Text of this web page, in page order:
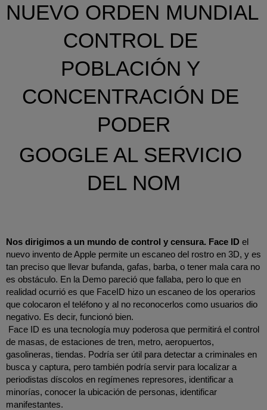
NUEVO ORDEN MUNDIAL
CONTROL DE
POBLACIÓN Y
CONCENTRACIÓN DE
PODER
GOOGLE AL SERVICIO
DEL NOM
Nos dirigimos a un mundo de control y censura. Face ID el
nuevo invento de Apple permite un escaneo del rostro en 3D, y es
tan preciso que llevar bufanda, gafas, barba, o tener mala cara no
es obstáculo. En la Demo pareció que fallaba, pero lo que en
realidad ocurrió es que FaceID hizo un escaneo de los operarios
que colocaron el teléfono y al no reconocerlos como usuarios dio
negativo. Es decir, funcionó bien.
Face ID es una tecnología muy poderosa que permitirá el control
de masas, de estaciones de tren, metro, aeropuertos,
gasolineras, tiendas. Podría ser útil para detectar a criminales en
busca y captura, pero también podría servir para localizar a
periodistas díscolos en regímenes represores, identificar a
minorías, conocer la ubicación de personas, identificar
manifestantes.